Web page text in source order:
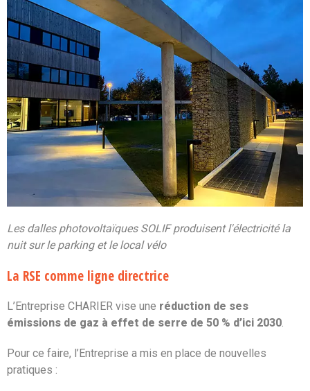
Les dalles photovoltaïques SOLIF produisent l'électricité la
nuit sur le parking et le local vélo
La RSE comme ligne directrice
L’Entreprise CHARIER vise une réduction de ses
émissions de gaz à effet de serre de 50 % d’ici 2030.
Pour ce faire, l’Entreprise a mis en place de nouvelles
pratiques :